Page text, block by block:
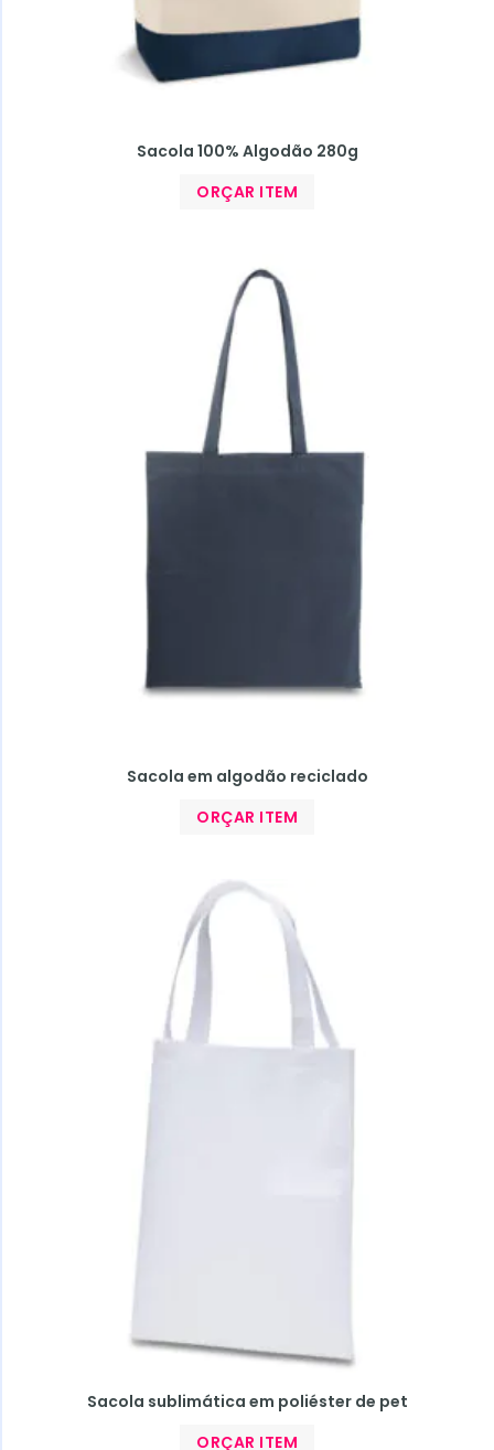
Sacola 100% Algodão 280g
ORÇAR ITEM
Sacola em algodão reciclado
ORÇAR ITEM
Sacola sublimática em poliéster de pet
ORÇAR ITEM